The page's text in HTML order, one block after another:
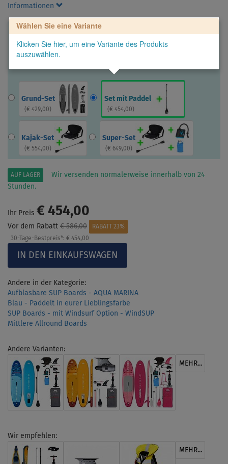
Informationen
Wählen Sie eine Variante
Klicken Sie hier, um eine Variante des Produkts
auszuwählen.
Grund-Set
( € 429,00)
Set mit Paddel
( € 454,00)
Kajak-Set
( € 554,00)
Super-Set
( € 649,00)
AUF LAGER
Wir versenden normalerweise innerhalb von 24
Stunden.
Ihr Preis € 454,00
Vor dem Rabatt € 586,00
RABATT 23%
30-Tage-Bestpreis*: € 454,00
Andere in der Kategorie:
Aufblasbare SUP Boards - AQUA MARINA
Blau - Paddelt in eurer Lieblingsfarbe
SUP Boards - mit Windsurf Option - WindSUP
Mittlere Allround Boards
Andere Varianten:
MEHR...
Wir empfehlen:
MEHR...